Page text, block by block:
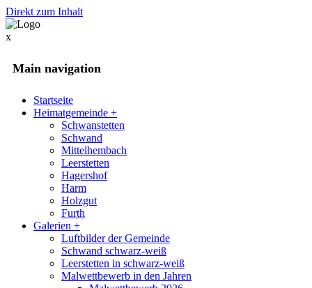
Direkt zum Inhalt
x
Main navigation
Startseite
Heimatgemeinde +
Schwanstetten
Schwand
Mittelhembach
Leerstetten
Hagershof
Harm
Holzgut
Furth
Galerien +
Luftbilder der Gemeinde
Schwand schwarz-weiß
Leerstetten in schwarz-weiß
Malwettbewerb in den Jahren